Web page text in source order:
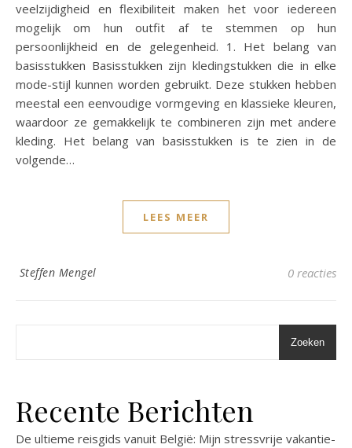
veelzijdigheid en flexibiliteit maken het voor iedereen
mogelijk om hun outfit af te stemmen op hun
persoonlijkheid en de gelegenheid. 1. Het belang van
basisstukken Basisstukken zijn kledingstukken die in elke
mode-stijl kunnen worden gebruikt. Deze stukken hebben
meestal een eenvoudige vormgeving en klassieke kleuren,
waardoor ze gemakkelijk te combineren zijn met andere
kleding. Het belang van basisstukken is te zien in de
volgende…
LEES MEER
Steffen Mengel 0 reacties
Zoeken
Recente Berichten
De ultieme reisgids vanuit België: Mijn stressvrije vakantie-